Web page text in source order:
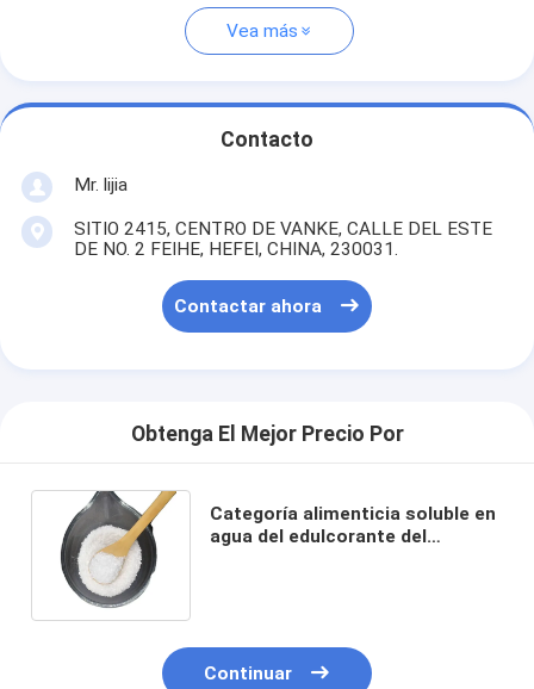
Vea más
Contacto
Mr. lijia
SITIO 2415, CENTRO DE VANKE, CALLE DEL ESTE
DE NO. 2 FEIHE, HEFEI, CHINA, 230031.
Contactar ahora
Obtenga El Mejor Precio Por
Categoría alimenticia soluble en
agua del edulcorante del
Continuar